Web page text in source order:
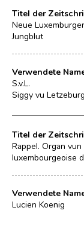
Titel der
Neue
Jungblut
Verwendete
S.v.L.
Siggy vu Letzeburg
Titel der
Rappel. Organ
luxembourgeoise
Verwendete
Lucien Koenig